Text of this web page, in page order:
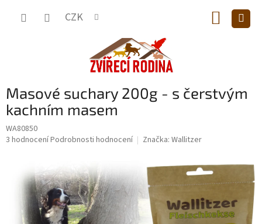
CZK
KOŠÍK
Masové suchary 200g - s čerstvým
kachním masem
WA80850
Průměrné
hvězdiček.
3 hodnoceníPodrobnosti hodnocení Značka: Wallitzer